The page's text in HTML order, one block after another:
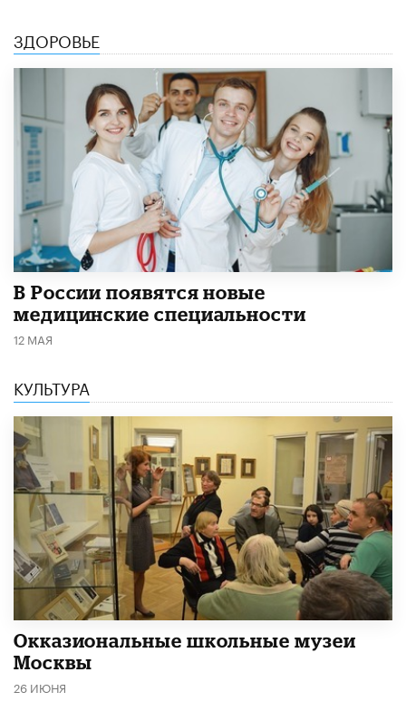
ЗДОРОВЬЕ
В России появятся новые
медицинские специальности
12 МАЯ
КУЛЬТУРА
​Окказиональные школьные музеи
Москвы
26 ИЮНЯ